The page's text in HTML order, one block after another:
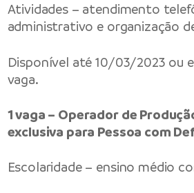
Atividades – atendimento
administrativo e organização
Disponível até 10/03/2023 ou
vaga.
1 vaga – Operador de
exclusiva para Pessoa com
Escolaridade – ensino médio